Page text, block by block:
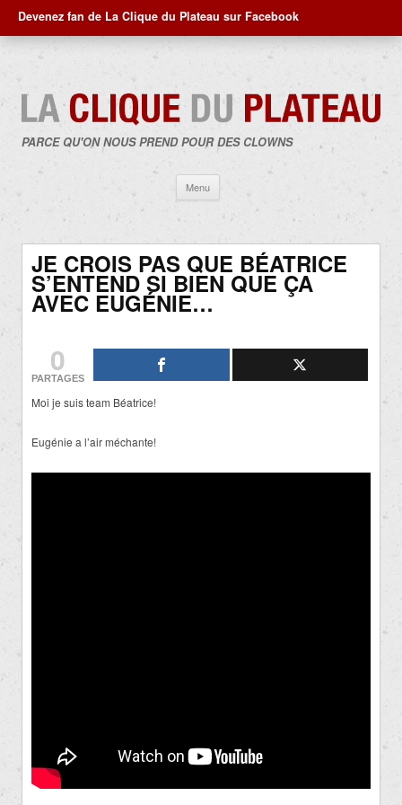
Devenez fan de La Clique du Plateau sur Facebook
PARCE QU'ON NOUS PREND POUR DES CLOWNS
Menu
contenu
JE CROIS PAS QUE BÉATRICE
S’ENTEND SI BIEN QUE ÇA
AVEC EUGÉNIE…
0
PARTAGES
Moi je suis team Béatrice!
Eugénie a l’air méchante!